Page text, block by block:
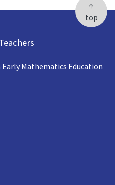
↑
top
Early Mathematics Education